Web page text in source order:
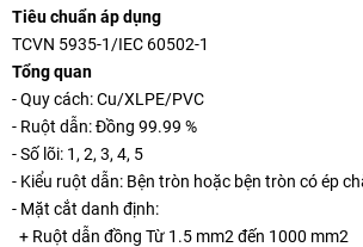
Tiêu chuẩn áp dụng
TCVN 5935-1/IEC 60502-1
Tổng quan
- Quy cách: Cu/XLPE/PVC
- Ruột dẫn: Đồng 99.99 %
- Số lõi: 1, 2, 3, 4, 5
- Kiểu ruột dẫn: Bện tròn hoặc bện tròn có ép
- Mặt cắt danh định:
+ Ruột dẫn đồng Từ 1.5 mm2 đến 1000 mm2